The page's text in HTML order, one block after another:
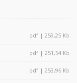
pdf | 259,25 Kb
pdf | 251,54 Kb
pdf | 253,96 Kb